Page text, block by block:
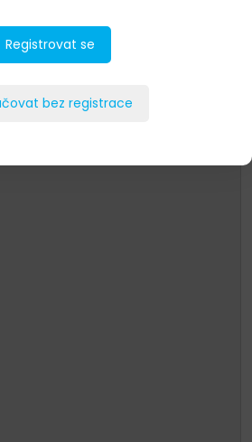
infrastruktura
Registrovat se
bez registrace